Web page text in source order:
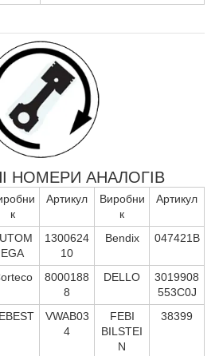
НОМЕРИ АНАЛОГІВ
к
Артикул
Виробни
к
Артикул
EGA
1300624
10
Bendix 047421B
8000188
8
DELLO
3019908
553C0J
VWAB03
4
FEBI
BILSTEI
N
38399